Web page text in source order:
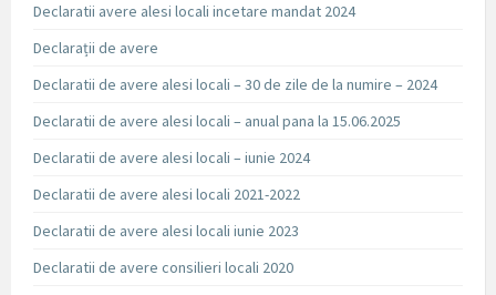
Declaratii avere alesi locali incetare mandat 2024
Declarații de avere
Declaratii de avere alesi locali – 30 de zile de la numire – 2024
Declaratii de avere alesi locali – anual pana la 15.06.2025
Declaratii de avere alesi locali – iunie 2024
Declaratii de avere alesi locali 2021-2022
Declaratii de avere alesi locali iunie 2023
Declaratii de avere consilieri locali 2020